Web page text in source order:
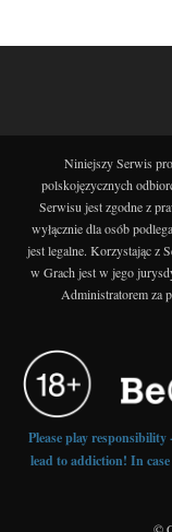
Niniejszy Serwis
polskojęzycznych
Serwisu jest zgodne z
wyłącznie dla osób
jest legalne. Korzystając z
w Grach jest w jego
Administratorem za
Please play
lead to addiction! In